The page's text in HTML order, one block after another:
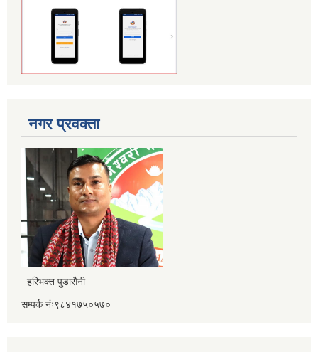
नगर प्रवक्ता
हरिभक्त पुडासैनी
सम्पर्क नंः९८४१७५०५७०